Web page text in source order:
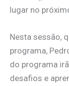
lugar no
Nesta sessão,
programa,
do programa
desafios e